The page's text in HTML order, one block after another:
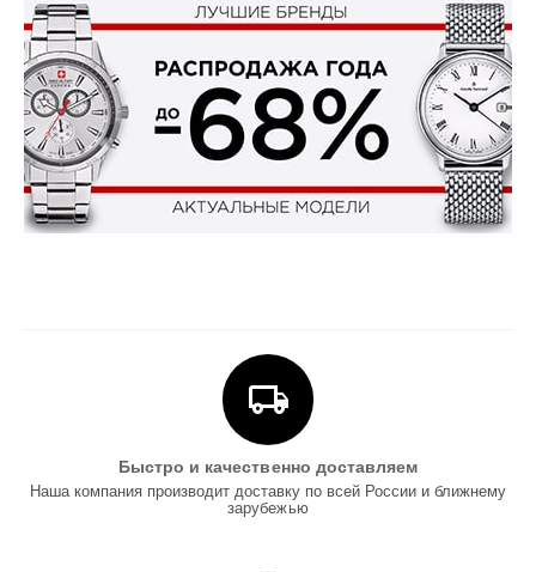
Быстро и качественно доставляем
Наша компания производит доставку по всей России и ближнему
зарубежью